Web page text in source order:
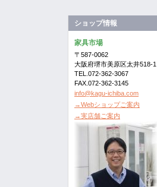
ショップ情報
家具市場
〒587-0062
大阪府堺市美原区太井518-1
TEL.072-362-3067
FAX.072-362-3145
info@kagu-ichiba.com
→Webショップご案内
→実店舗ご案内